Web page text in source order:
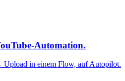
Automation.
in einem Flow, auf Autopilot.